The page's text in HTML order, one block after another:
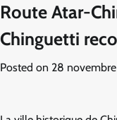
Route Atar-
Chinguetti
Posted on 28